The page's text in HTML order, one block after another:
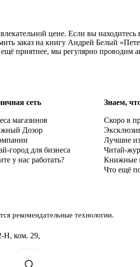
цене. Если вы
заказ на книгу Андрей Белый
приятнее, мы регулярно проводим
сеть
магазинов
Дозор
город для бизнеса
у нас работать?
Знаем,
Скоро в
Лучшие
Читай-
Книжные
Что ещё
рекомендательные технологии.
Н, ком. 29,